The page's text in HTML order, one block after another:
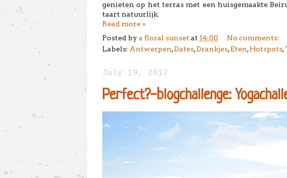
genieten op het terras met een huisgemaakte
taart natuurlijk.
Read more »
Posted by a floral sunset at 14:00
No comments:
Labels: Antwerpen,Dates,Drankjes,Eten,Hotspots,
July 19, 2017
Perfect?-blogchallenge: